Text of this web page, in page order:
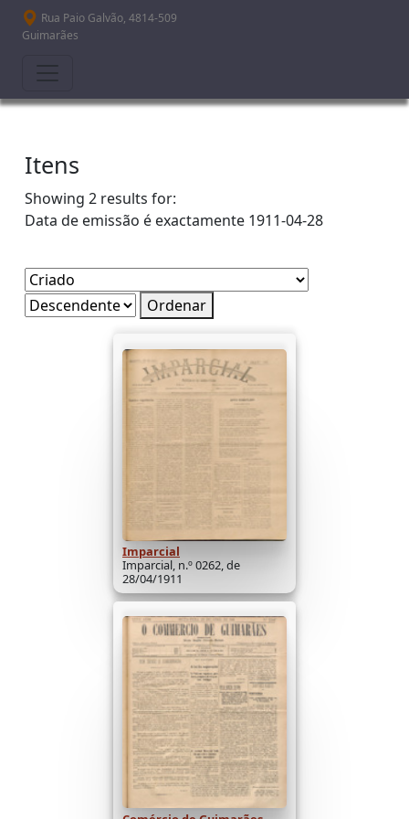
Passar para o conteúdo principal
Rua Paio Galvão, 4814-509
Guimarães
Itens
Showing 2 results for:
Data de emissão é exactamente 1911-04-28
Ordenar
Imparcial
Imparcial, n.º 0262, de
28/04/1911